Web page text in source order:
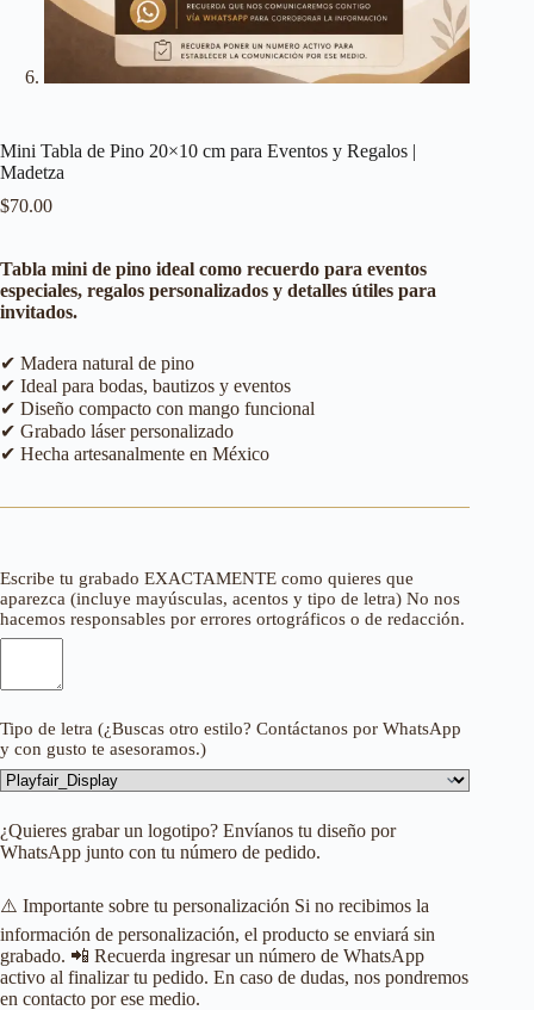
Mini Tabla de Pino 20×10 cm para Eventos y Regalos |
Madetza
$70.00
Tabla mini de pino ideal como recuerdo para eventos
especiales, regalos personalizados y detalles útiles para
invitados.
✔ Madera natural de pino
✔ Ideal para bodas, bautizos y eventos
✔ Diseño compacto con mango funcional
✔ Grabado láser personalizado
✔ Hecha artesanalmente en México
Escribe tu grabado EXACTAMENTE como quieres que
aparezca (incluye mayúsculas, acentos y tipo de letra) No nos
hacemos responsables por errores ortográficos o de redacción.
Tipo de letra (¿Buscas otro estilo? Contáctanos por WhatsApp
y con gusto te asesoramos.)
¿Quieres grabar un logotipo? Envíanos tu diseño por
WhatsApp junto con tu número de pedido.
⚠️ Importante sobre tu personalización Si no recibimos la
información de personalización, el producto se enviará sin
grabado. 📲 Recuerda ingresar un número de WhatsApp
activo al finalizar tu pedido. En caso de dudas, nos pondremos
en contacto por ese medio.